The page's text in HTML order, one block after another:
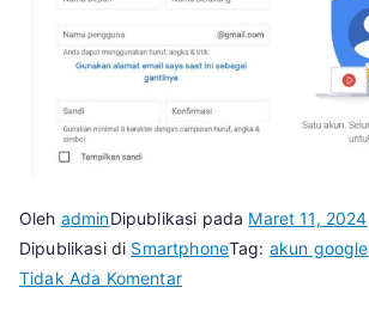
Oleh adminDipublikasi pada Maret 11, 2024
Dipublikasi di SmartphoneTag: akun google
Tidak Ada Komentarpada